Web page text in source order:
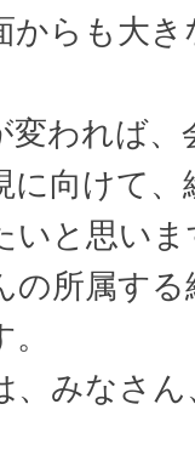
からも大
変われば
に向けて
いと思いま
の所属す
、みなさ